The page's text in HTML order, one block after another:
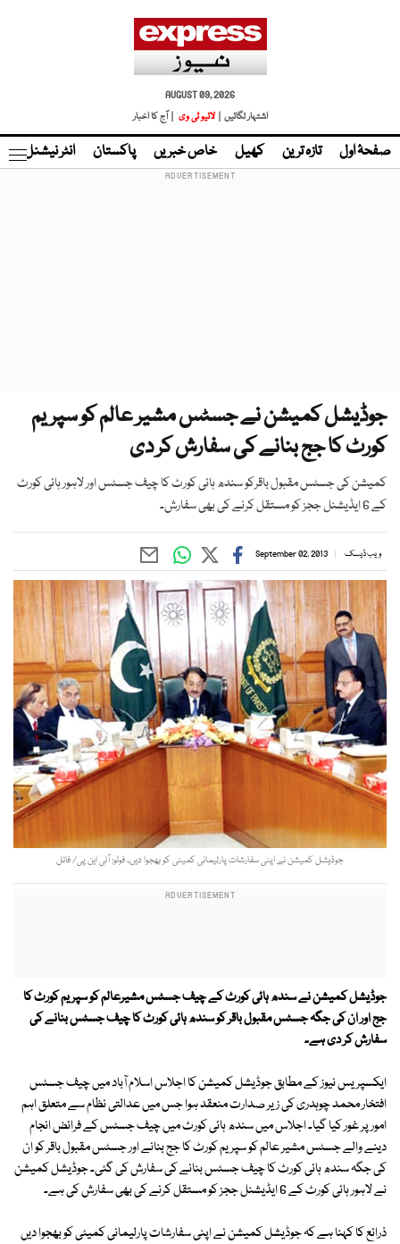
AUGUST 09, 2026
اشتہار لگائیں |
لائیو ٹی وی | آج کا اخبار
صفحۂ اول تازہ ترین کھیل خاص خبریں پاکستان انٹر نیشنل
جوڈیشل کمیشن نے جسٹس مشیر عالم کو سپریم
کورٹ کا جج بنانے کی سفارش کر دی
کمیشن کی جسٹس مقبول باقرکو سندھ ہائی کورٹ کا چیف جسٹس اور لاہور ہائی کورٹ
کے 6 ایڈیشنل ججز کو مستقل کرنے کی بھی سفارش۔
ویب ڈیسک September 02, 2013
جوڈیشل کمیشن نے اپنی سفارشات پارلیمانی کمیٹی کو بھجوا دیں۔ فوٹو: آئی این پی/ فائل
جوڈیشل کمیشن نے سندھ ہائی کورٹ کے چیف جسٹس مشیرعالم کو سپریم کورٹ کا
جج اور ان کی جگہ جسٹس مقبول باقر کو سندھ ہائی کورٹ کا چیف جسٹس بنانے کی
سفارش کر دی ہے۔
ایکسپریس نیوز کے مطابق جوڈیشل کمیشن کا اجلاس اسلام آباد میں چیف جسٹس
افتخار محمد چوہدری کی زیر صدارت منعقد ہوا جس میں عدالتی نظام سے متعلق اہم
امور پر غور کیا گیا۔ اجلاس میں سندھ ہائی کورٹ میں چیف جسٹس کے فرائض انجام
دینے والے جسٹس مشیر عالم کو سپریم کورٹ کا جج بنانے اور جسٹس مقبول باقر کو ان
کی جگہ سندھ ہائی کورٹ کا چیف جسٹس بنانے کی سفارش کی گئی۔ جوڈیشل کمیشن
نے لاہور ہائی کورٹ کے 6 ایڈیشنل ججز کو مستقل کرنے کی بھی سفارش کی ہے۔
ذرائع کا کہنا ہے کہ جوڈیشل کمیشن نے اپنی سفارشات پارلیمانی کمیٹی کو بھجوا دیں